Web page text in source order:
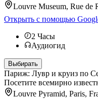
Louvre Museum, Rue de
Открыть с помощью
2 Часы
Аудиогид
Выбирать
Париж: Лувр и круиз по
Посетите всемирно
Louvre Pyramid, Paris,